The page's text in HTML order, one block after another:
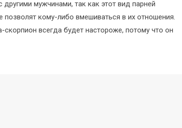
мужчинами, так как этот вид парней
кому-либо вмешиваться в их отношения.
всегда будет настороже, потому что он